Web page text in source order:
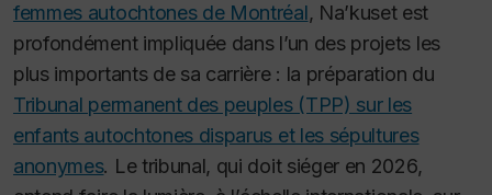
femmes autochtones de Montréal, Na’kuset est
profondément impliquée dans l’un des projets les
plus importants de sa carrière : la préparation du
Tribunal permanent des peuples (TPP) sur les
enfants autochtones disparus et les sépultures
anonymes. Le tribunal, qui doit siéger en 2026,